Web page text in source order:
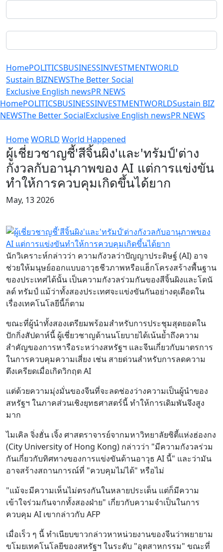
HomePOLITICSBUSINESSINVESTMENTWORLD
Sustain BIZNEWSThe Better Social
Exclusive English newsPR NEWS
HomePOLITICSBUSINESSINVESTMENTWORLDSustain BIZ
NEWSThe Better SocialExclusive English newsPR NEWS
HomeWORLD World Happened
ผู้เชี่ยวชาญชี้'สีจิ้นผิง'และ'ทรัมป์'ต่าง
กังวลกับอานุภาพของ AI แต่การแข่งขัน
ทำให้การควบคุมเกิดขึ้นได้ยาก
May, 13 2026
นักวิเคราะห์กล่าวว่า ความกังวลว่าปัญญาประดิษฐ์ (AI) อาจ
ช่วยให้มนุษย์ออกแบบอาวุธชีวภาพหรือแฮ็กโครงสร้างพื้นฐาน
ของประเทศได้นั้น เป็นความกังวลร่วมกันของสีจิ้นผิงและโดนั
ลด์ ทรัมป์ แม้ว่าทั้งสองประเทศจะแข่งขันกันอย่างดุเดือดใน
เรื่องเทคโนโลยีนี้ก็ตาม
ขณะที่ผู้นำทั้งสองเตรียมพร้อมสำหรับการประชุมสุดยอดใน
ปักกิ่งสัปดาห์นี้ ผู้เชี่ยวชาญด้านนโยบายได้เน้นย้ำถึงความ
สำคัญของการหารือระหว่างสหรัฐฯ และจีนเกี่ยวกับมาตรการ
ในการควบคุมความเสี่ยง เช่น สายด่วนสำหรับการลดความ
ตึงเครียดเมื่อเกิดวิกฤต AI
แต่ด้วยความมุ่งมั่นของจีนที่จะลดช่องว่างความเป็นผู้นำของ
สหรัฐฯ ในภาคส่วนเชิงยุทธศาสตร์นี้ ทำให้การเดิมพันจึงสูง
มาก
ไมเคิล จิ่งฮั่น เจิ้ง ศาสตราจารย์จากมหาวิทยาลัยซิตี้แห่งฮ่องกง
(City University of Hong Kong) กล่าวว่า "มีความกังวลร่วม
กันเกี่ยวกับทิศทางของการแข่งขันด้านอาวุธ AI นี้" และว่ามัน
อาจสร้างสถานการณ์ที่ "ควบคุมไม่ได้" หรือไม่
"แม้จะมีความเห็นไม่ตรงกันในหลายประเด็น แต่ก็มีความ
เข้าใจร่วมกันจากทั้งสองฝ่าย" เกี่ยวกับความจำเป็นในการ
ควบคุม AI เขากล่าวกับ AFP
เมื่อเร็ว ๆ นี้ ทำเนียบขาวกล่าวหาหน่วยงานของจีนว่าพยายาม
ขโมยเทคโนโลยีของสหรัฐฯ ในระดับ "อุตสาหกรรม" ขณะที่